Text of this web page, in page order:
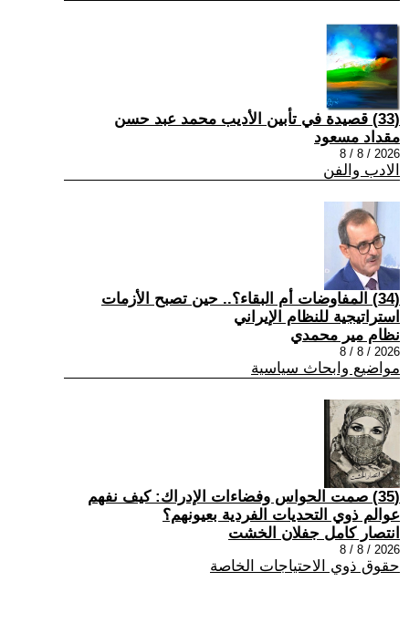
(33) قصيدة في تأبين الأديب محمد عبد حسن
مقداد مسعود
2026 / 8 / 8
الادب والفن
(34) المفاوضات أم البقاء؟.. حين تصبح الأزمات
استراتيجية للنظام الإيراني
نظام مير محمدي
2026 / 8 / 8
مواضيع وابحاث سياسية
(35) صمت الحواس وفضاءات الإدراك: كيف نفهم
عوالم ذوي التحديات الفردية بعيونهم؟
انتصار كامل جفلان الخشت
2026 / 8 / 8
حقوق ذوي الاحتياجات الخاصة